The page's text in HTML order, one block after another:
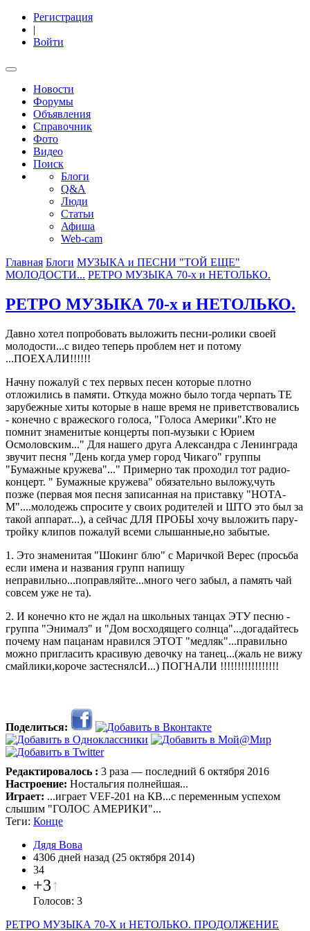
Регистрация
|
Войти
Новости
Форумы
Объявления
Справочник
Фото
Видео
Поиск
Блоги
Q&A
Люди
Статьи
Афиша
Web-cam
Главная Блоги МУЗЫКА и ПЕСНИ "ТОЙ ЕЩЕ"
МОЛОДОСТИ... РЕТРО МУЗЫКА 70-х и НЕТОЛЬКО.
РЕТРО МУЗЫКА 70-х и НЕТОЛЬКО.
Давно хотел попробовать выложить песни-ролики своей
молодости...с видео теперь проблем нет и потому
...ПОЕХАЛИ!!!!!!
Начну пожалуй с тех первых песен которые плотно
отложились в памяти. Откуда можно было тогда черпать ТЕ
зарубежные хиты которые в наше время не приветствовались
- конечно с вражеского голоса, "Голоса Америки".Кто не
помнит знаменитые концерты поп-музыки с Юрием
Осмоловским..." Для нашего друга Александра с Ленинграда
звучит песня "День когда умер город Чикаго" группы
"Бумажные кружева"..." Примерно так проходил тот радио-
концерт. " Бумажные кружева" обязательно выложу,чуть
позже (первая моя песня записанная на приставку "НОТА-
М"....молодежь спросите у своих родителей и ШТО это был за
такой аппарат...), а сейчас ДЛЯ ПРОБЫ хочу выложить пару-
тройку клипов пожалуй всеми слышанные,но забытые.
1. Это знаменитая "Шокинг блю" с Маричкой Верес (просьба
если имена и названия групп напишу
неправильно...поправляйте...много чего забыл, а память чай
совсем уже не та).
2. И конечно кто не ждал на школьных танцах ЭТУ песню -
группа "Энималз" и "Дом восходящего солнца"...догадайтесь
почему нам пацанам нравился ЭТОТ "медляк"...правильно
можно пригласить красивую девочку на танец...(жаль не вижу
смайлики,короче застеснялсИ...) ПОГНАЛИ !!!!!!!!!!!!!!!!!
Поделиться:
Редактировалось : 3 раза — последний 6 октября 2016
Настроение: Ностальгия полнейшая...
Играет: ...играет VEF-201 на КВ...с переменным успехом
слышим "ГОЛОС АМЕРИКИ"...
Теги: Конце
Дядя Вова
4306 дней назад (25 октября 2014)
34
+3↑
Голосов: 3
РЕТРО МУЗЫКА 70-Х и НЕТОЛЬКО. ПРОДОЛЖЕНИЕ